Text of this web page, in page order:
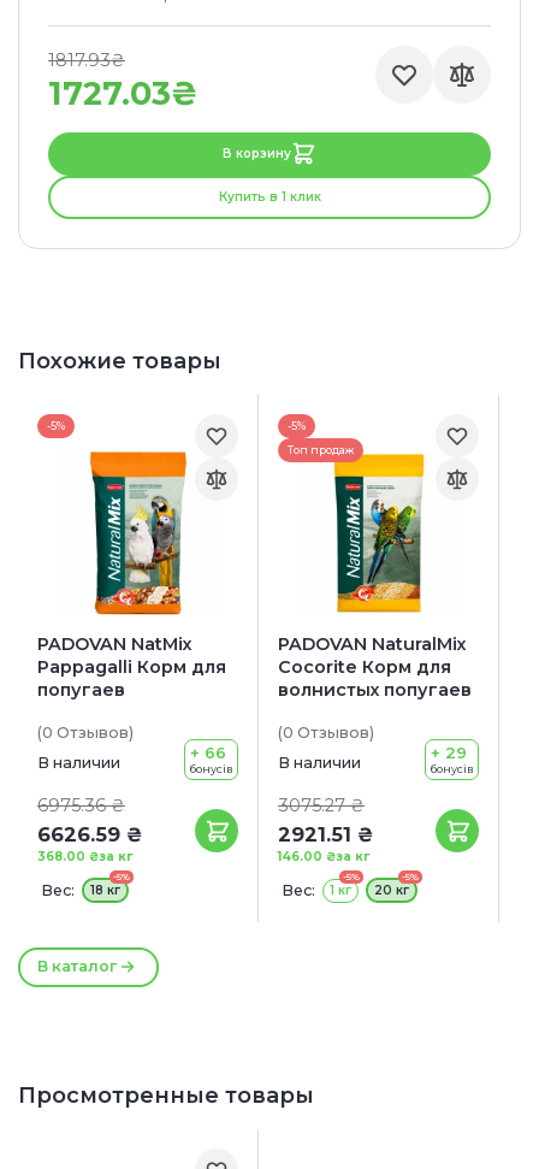
1727.03₴
1817.93₴
В корзину
Купить в 1 клик
Похожие товары
В каталог
-5%
PADOVAN NatMix
Pappagalli Корм для
попугаев
(0 Отзывов)
В наличии
6975.36 ₴
6626.59 ₴
за кг
368.00 ₴
+ 66
бонусів
Вес:
-5%
18 кг
-5%
Топ продаж
PADOVAN NaturalMix
Сocorite Корм для
волнистых попугаев
(0 Отзывов)
В наличии
3075.27 ₴
2921.51 ₴
за кг
146.00 ₴
+ 29
бонусів
Вес:
-5%
1 кг
-5%
20 кг
Просмотренные товары